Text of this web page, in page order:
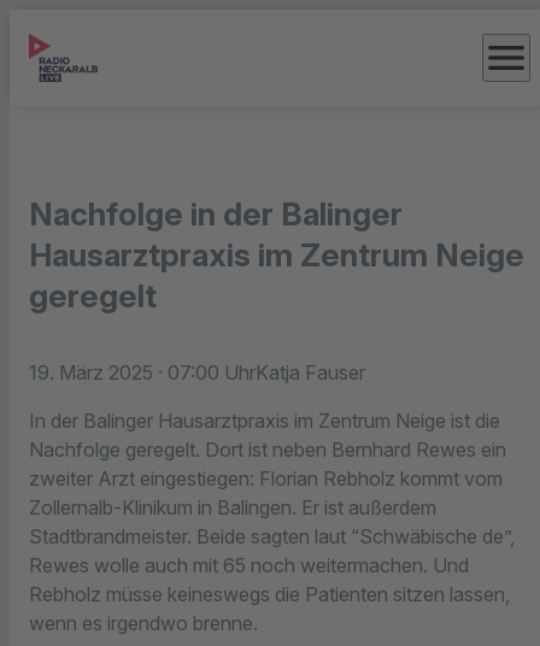
menu
Nachfolge in der Balinger
Hausarztpraxis im Zentrum Neige
geregelt
19. März 2025 · 07:00 UhrKatja Fauser
In der Balinger Hausarztpraxis im Zentrum Neige ist die
Nachfolge geregelt. Dort ist neben Bernhard Rewes ein
zweiter Arzt eingestiegen: Florian Rebholz kommt vom
Zollernalb-Klinikum in Balingen. Er ist außerdem
Stadtbrandmeister. Beide sagten laut “Schwäbische de”,
Rewes wolle auch mit 65 noch weitermachen. Und
Rebholz müsse keineswegs die Patienten sitzen lassen,
wenn es irgendwo brenne.